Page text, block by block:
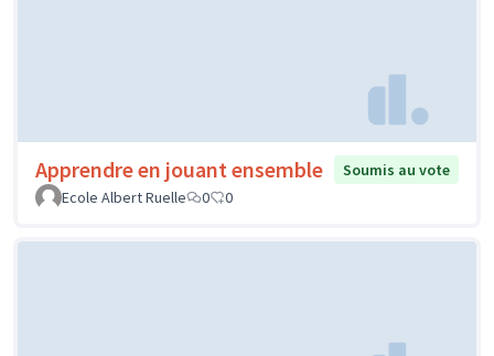
Apprendre en jouant ensemble
Soumis au vote
Ecole Albert Ruelle
0 0